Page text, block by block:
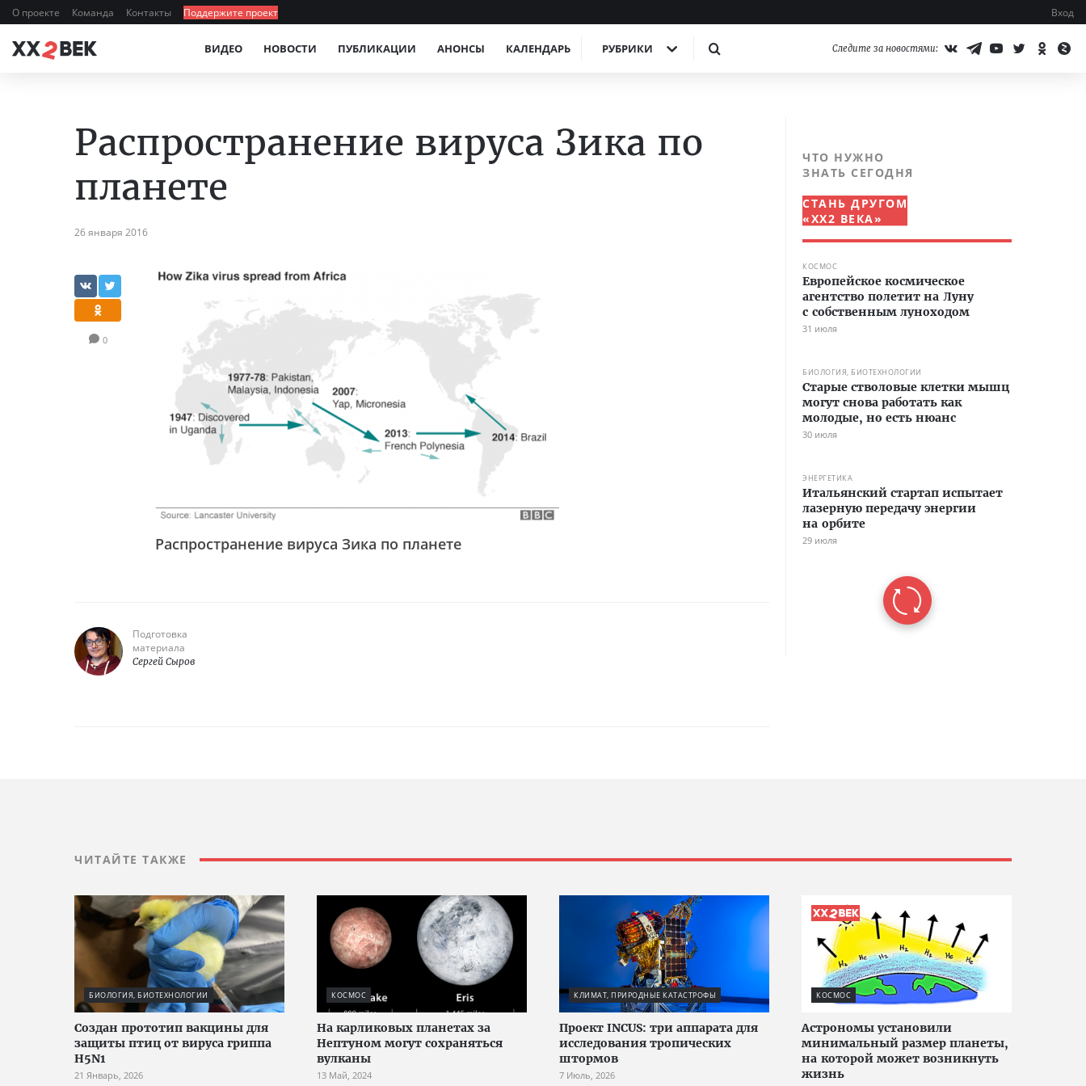
О проекте Команда Контакты Поддержите проект Вход
ВИДЕО НОВОСТИ ПУБЛИКАЦИИ АНОНСЫ КАЛЕНДАРЬ РУБРИКИ Следите за новостями:
Распространение вируса Зика по
планете
26 января 2016
0
Распространение вируса Зика по планете
Подготовка
материала
Сергей Сыров
ЧТО НУЖНО
ЗНАТЬ СЕГОДНЯ
СТАНЬ ДРУГОМ
«XX2 ВЕКА»
КОСМОС
Европейское космическое
агентство полетит на Луну
с собственным луноходом
31 июля
БИОЛОГИЯ, БИОТЕХНОЛОГИИ
Старые стволовые клетки мышц
могут снова работать как
молодые, но есть нюанс
30 июля
ЭНЕРГЕТИКА
Итальянский стартап испытает
лазерную передачу энергии
на орбите
29 июля
ЧИТАЙТЕ ТАКЖЕ
БИОЛОГИЯ, БИОТЕХНОЛОГИИ
Создан прототип вакцины для
защиты птиц от вируса гриппа
H5N1
21 Январь, 2026
КОСМОС
На карликовых планетах за
Нептуном могут сохраняться
вулканы
13 Май, 2024
КЛИМАТ, ПРИРОДНЫЕ КАТАСТРОФЫ
Проект INCUS: три аппарата для
исследования тропических
штормов
7 Июль, 2026
КОСМОС
Астрономы установили
минимальный размер планеты,
на которой может возникнуть
жизнь